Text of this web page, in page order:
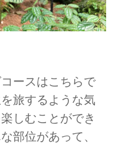
ースはこちらで
旅するような気
しむことができ
部位があって、